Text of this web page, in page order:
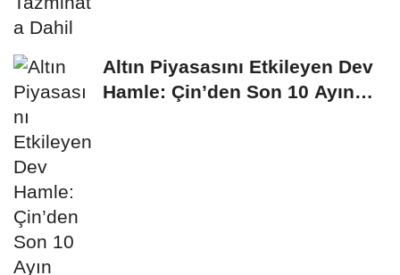
Altın Piyasasını Etkileyen Dev
Hamle: Çin’den Son 10 Ayın